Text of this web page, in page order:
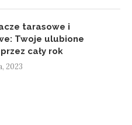
tarasowe i
Twoje ulubione
cały rok
2023